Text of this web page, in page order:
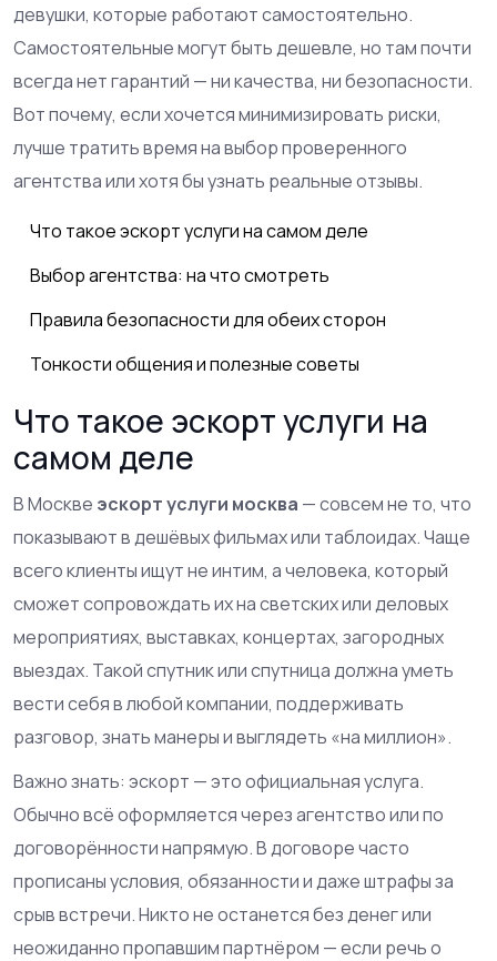
девушки, которые работают самостоятельно.
Самостоятельные могут быть дешевле, но там почти
всегда нет гарантий — ни качества, ни безопасности.
Вот почему, если хочется минимизировать риски,
лучше тратить время на выбор проверенного
агентства или хотя бы узнать реальные отзывы.
Что такое эскорт услуги на самом деле
Выбор агентства: на что смотреть
Правила безопасности для обеих сторон
Тонкости общения и полезные советы
Что такое эскорт услуги на
самом деле
В Москве эскорт услуги москва — совсем не то, что
показывают в дешёвых фильмах или таблоидах. Чаще
всего клиенты ищут не интим, а человека, который
сможет сопровождать их на светских или деловых
мероприятиях, выставках, концертах, загородных
выездах. Такой спутник или спутница должна уметь
вести себя в любой компании, поддерживать
разговор, знать манеры и выглядеть «на миллион».
Важно знать: эскорт — это официальная услуга.
Обычно всё оформляется через агентство или по
договорённости напрямую. В договоре часто
прописаны условия, обязанности и даже штрафы за
срыв встречи. Никто не останется без денег или
неожиданно пропавшим партнёром — если речь о